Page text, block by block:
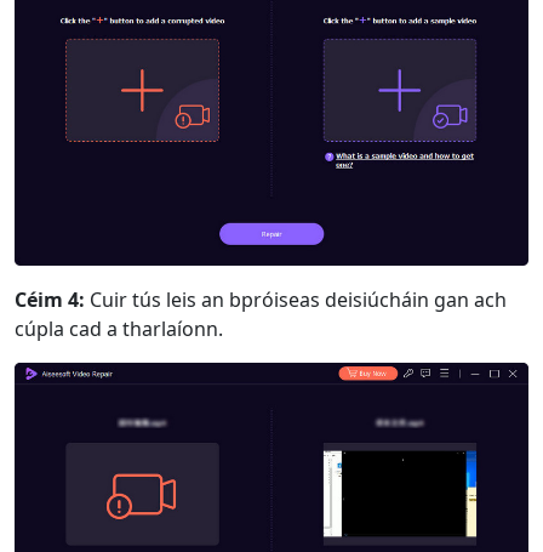
Céim 4: Cuir tús leis an bpróiseas deisiúcháin gan ach
cúpla cad a tharlaíonn.